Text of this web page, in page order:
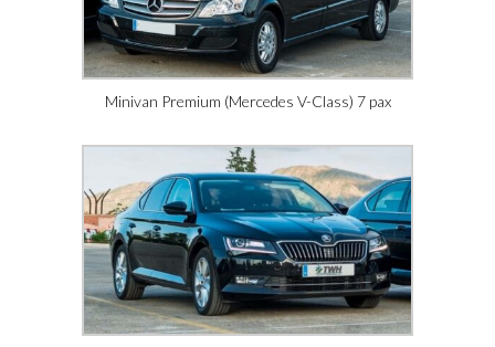
Minivan Premium (Mercedes V-Class) 7 pax